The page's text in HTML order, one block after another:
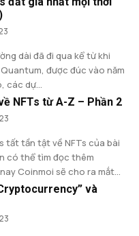
dài đã đi qua kể từ khi
được đúc vào năm
các dự...
NFTs từ A-Z – Phần 2
tất tần tật về NFTs của bài
có thể tìm đọc thêm
Coinmoi sẽ cho ra mắt...
và